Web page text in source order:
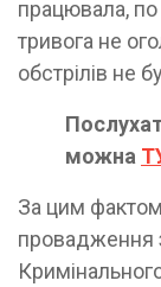
працювала, по
тривога не
обстрілів не
можна
За цим фактом
провадження